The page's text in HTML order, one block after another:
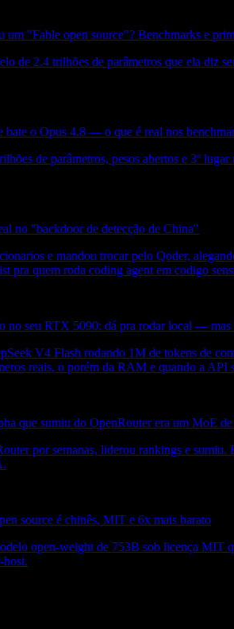
"Fable open source"? Benchmarks e
de 2.4 trilhões de parâmetros que ela diz
o Opus 4.8 — o que é real nos
de parâmetros, pesos abertos e 3º
no "backdoor de detecção de China"
e mandou trocar pelo Qoder,
pra quem roda coding agent em codigo
no seu RTX 5090: dá pra rodar local — mas
V4 Flash rodando 1M de tokens de
reais, o porém da RAM e quando a API
que sumiu do OpenRouter era um MoE
por semanas, liderou rankings e
source é chinês, MIT e 6x mais barato
open-weight de 753B sob licença MIT